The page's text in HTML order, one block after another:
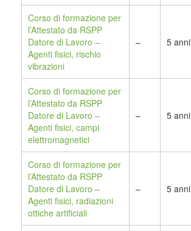
Corso di formazione per
l’Attestato da RSPP
Datore di Lavoro –
Agenti fisici, rischio
vibrazioni
– 5 anni
Corso di formazione per
l’Attestato da RSPP
Datore di Lavoro –
Agenti fisici, campi
elettromagnetici
– 5 anni
Corso di formazione per
l’Attestato da RSPP
Datore di Lavoro –
Agenti fisici, radiazioni
ottiche artificiali
– 5 anni